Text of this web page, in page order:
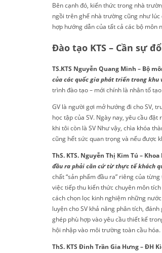
Bên cạnh đó, kiến thức trong nhà
ngồi trên ghế nhà trường cũng như
hợp hướng dẫn của tất cả các bộ môn
Đào tạo KTS – Cần sự
TS.KTS Nguyễn Quang Minh – Bộ
của các quốc gia phát triển trong
trình đào tạo – mới chính là nhân tố
GV là người gợi mở hướng đi cho SV,
học tập của SV. Ngày nay, yêu cầu
khi tôi còn là SV Như vậy, chìa khóa
cũng hết sức quan trọng và nếu được
ThS. KTS. Nguyễn Thị Kim Tú –
đầu ra phải căn cứ từ thực tế khách
chất “sản phẩm đầu ra” riêng của
việc tiếp thu kiến thức chuyên môn
cách chọn lọc kinh nghiệm những
luyện cho SV khả năng phân tích,
ghép phù hợp vào yêu cầu thiết kế
hội nhập vào môi trường toàn cầu hóa.
ThS. KTS Đinh Trần Gia Hưng – ĐH